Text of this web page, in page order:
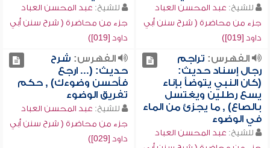
للشيخ: عبد المحسن العباد
جزء من محاضرة ( شرح سنن أبي
داود [019])
للشيخ: عبد المحسن العباد
جزء من محاضرة ( شرح سنن أبي
داود [019])
الفهرس: تراجم
رجال إسناد حديث:
(كان النبي يتوضأ بإناء
يسع رطلين ويغتسل
بالصاع) , ما يجزئ من الماء
في الوضوء
للشيخ: عبد المحسن العباد
الفهرس: شرح
حديث: (... ارجع
فأحسن وضوءك) , حكم
تفريق الوضوء
للشيخ: عبد المحسن العباد
جزء من محاضرة ( شرح سنن أبي
داود [029])